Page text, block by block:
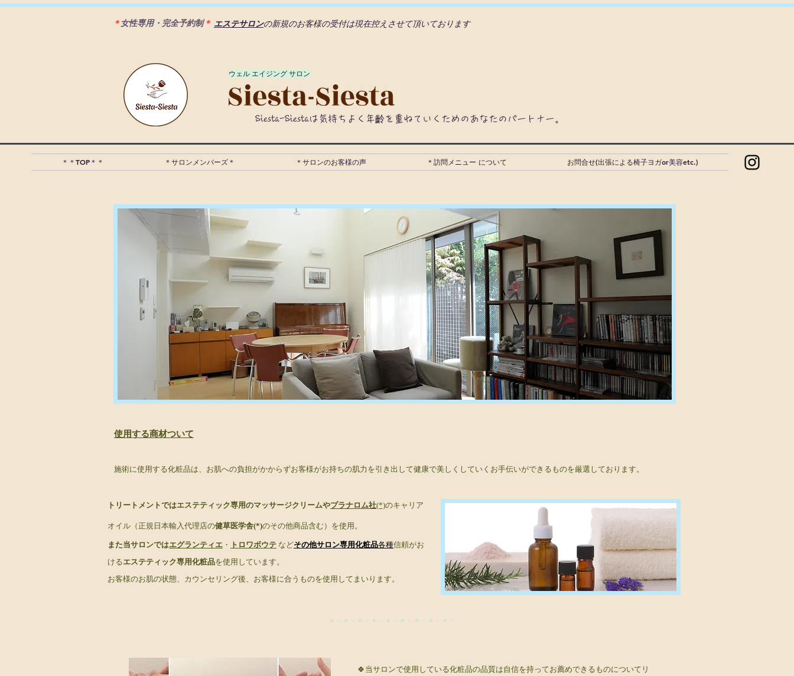
＊ 女性専用・完全予約制＊ エステサロンの新規のお客様の受付は現在控えさせて頂いております
​ウェル エイジング サロン
Siesta-Siestaは気持ちよく年齡を重ねていくためのあなたのパートナー。
＊＊TOP＊＊ ＊サロンメンバーズ＊ ＊サロンのお客様の声 ＊訪問メニュー について お問合せ(出張による椅子ヨガor美容etc.)
​使用する商材ついて
施術に使用する化粧品は、お肌への負担がかからずお客様がお持ちの肌力を引き出して健康で美しくしていくお手伝いができるものを厳選しております。
トリートメントではエステティック専用のマッサージクリームやプラナロム社(*)のキャリア
オイル（正規日本輸入代理店の健草医学舎(*)のその他商品含む）を使用。
また当サロンではエグランティエ ・ トロワボウテ などその他サロン専用化粧品各種信頼がお
けるエステティック専用化粧品を使用しています。
お客様のお肌の状態、カウンセリング後、お客様に合うものを使用してまいります。
＊ ＊ ＊ ＊ ＊ ＊ ＊ ＊ ＊
🍀当サロンで使用している化粧品の品質は自信を持ってお薦めできるものについてリ